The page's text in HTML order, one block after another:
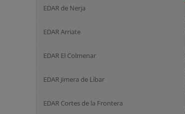
EDAR de Nerja
EDAR Arriate
EDAR El Colmenar
EDAR Jimera de Líbar
EDAR Cortes de la Frontera